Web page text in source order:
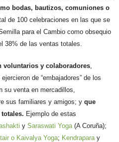
bodas, bautizos, comuniones o
de 100 celebraciones en las que se
para el Cambio como obsequio
38% de las ventas totales.
voluntarios y colaboradores
de “embajadores” de los
su venta en mercadillos,
sus familiares y amigos; y que
Ejemplo de estas
y Saraswati Yoga (A Coruña);
o Kaivalya Yoga; Kendrapara y